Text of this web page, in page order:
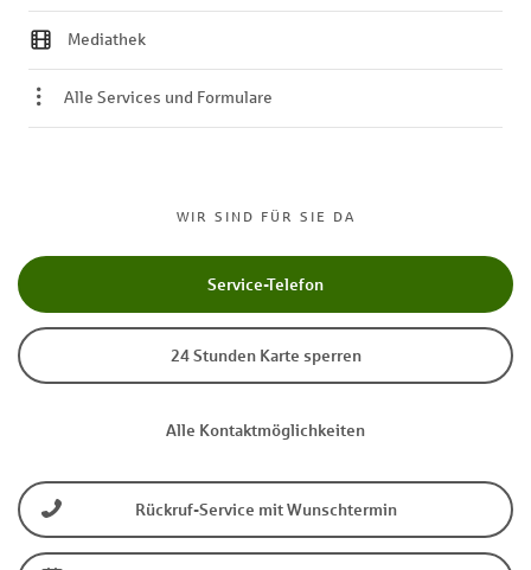
WIR SIND FÜR SIE DA
Service-Telefon
24 Stunden Karte sperren
Alle Kontaktmöglichkeiten
Rückruf-Service mit Wunschtermin
Mediathek
Alle Services und Formulare